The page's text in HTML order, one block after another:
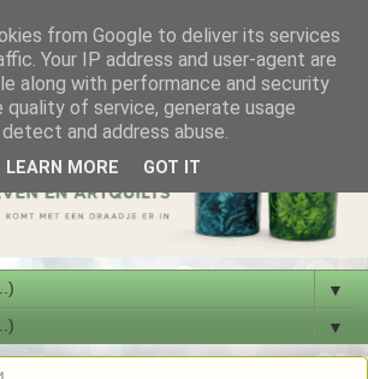
▼
▼
from Google to deliver its services
Your IP address and user-agent are
along with performance and security
of service, generate usage
and address abuse.
LEARN MORE GOT IT